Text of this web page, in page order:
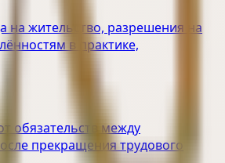
на жительство, разрешения на
в практике,
обязательств между
прекращения трудового